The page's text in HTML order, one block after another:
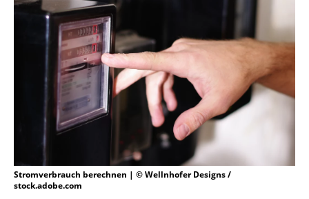
Stromverbrauch berechnen | © Wellnhofer Designs /
stock.adobe.com